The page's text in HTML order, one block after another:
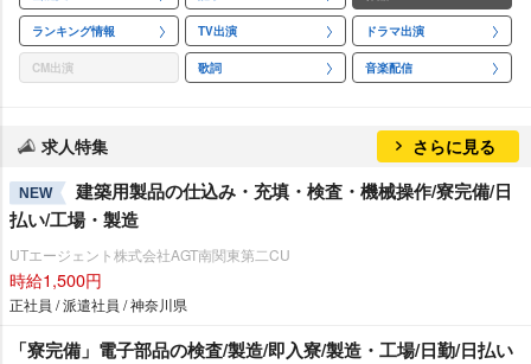
ランキング情報 TV出演 ドラマ出演
CM出演 歌詞 音楽配信
求人特集 さらに見る
NEW
建築用製品の仕込み・充填・検査・機械操作/寮完備/日
払い/工場・製造
UTエージェント株式会社AGT南関東第二CU
時給1,500円
正社員 / 派遣社員 / 神奈川県
「寮完備」電子部品の検査/製造/即入寮/製造・工場/日勤/日払い